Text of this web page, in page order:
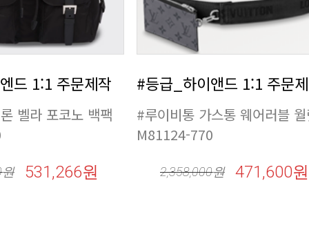
드 1:1 주문제작
원 531,266원
#등급_하이앤드 1:1 주문
M81124-770
2,358,000원 471,600원